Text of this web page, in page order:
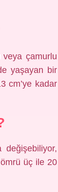
veya çamurlu
yaşayan bir
cm’ye kadar
değişebiliyor,
ömrü üç ile 20